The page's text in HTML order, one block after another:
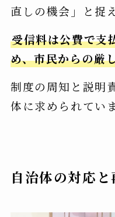
直しの機会」と捉
受信料は公費で支
め、市民からの厳
制度の周知と説明
体に求められていま
自治体の対応